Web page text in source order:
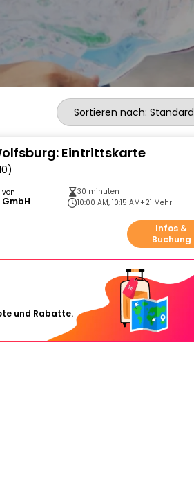
Sortieren nach: Standard
Eintrittskarte
von
30 minuten
10:00 AM, 10:15 AM+21 Mehr
Infos &
Buchung
und Rabatte.